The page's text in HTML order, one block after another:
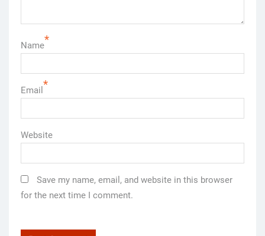
Name*
Email *
Website
Save my name, email, and website in this browser
for the next time I comment.